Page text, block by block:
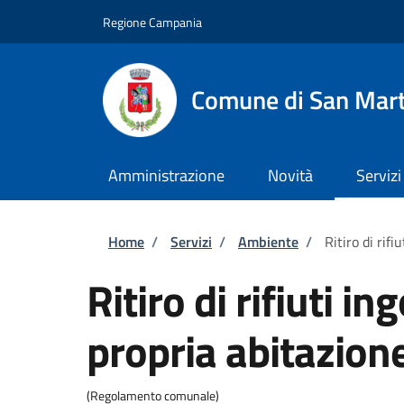
Regione Campania
Comune di San
Amministrazione Novità Servizi
Briciole di pane
Home / Servizi / Ambiente / Ritiro di
Ritiro di rifiuti
propria
(Regolamento comunale)